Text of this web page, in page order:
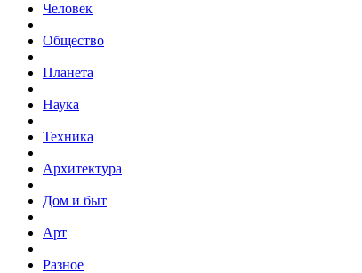
Человек
|
Общество
|
Планета
|
Наука
|
Техника
|
Архитектура
|
Дом и быт
|
Арт
|
Разное